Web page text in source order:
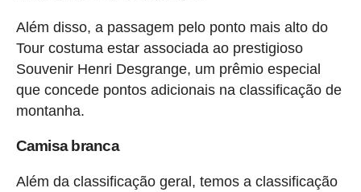
Além disso, a passagem pelo ponto mais alto do
Tour costuma estar associada ao prestigioso
Souvenir Henri Desgrange, um prêmio especial
que concede pontos adicionais na classificação de
montanha.
Camisa branca
Além da classificação geral, temos a classificação